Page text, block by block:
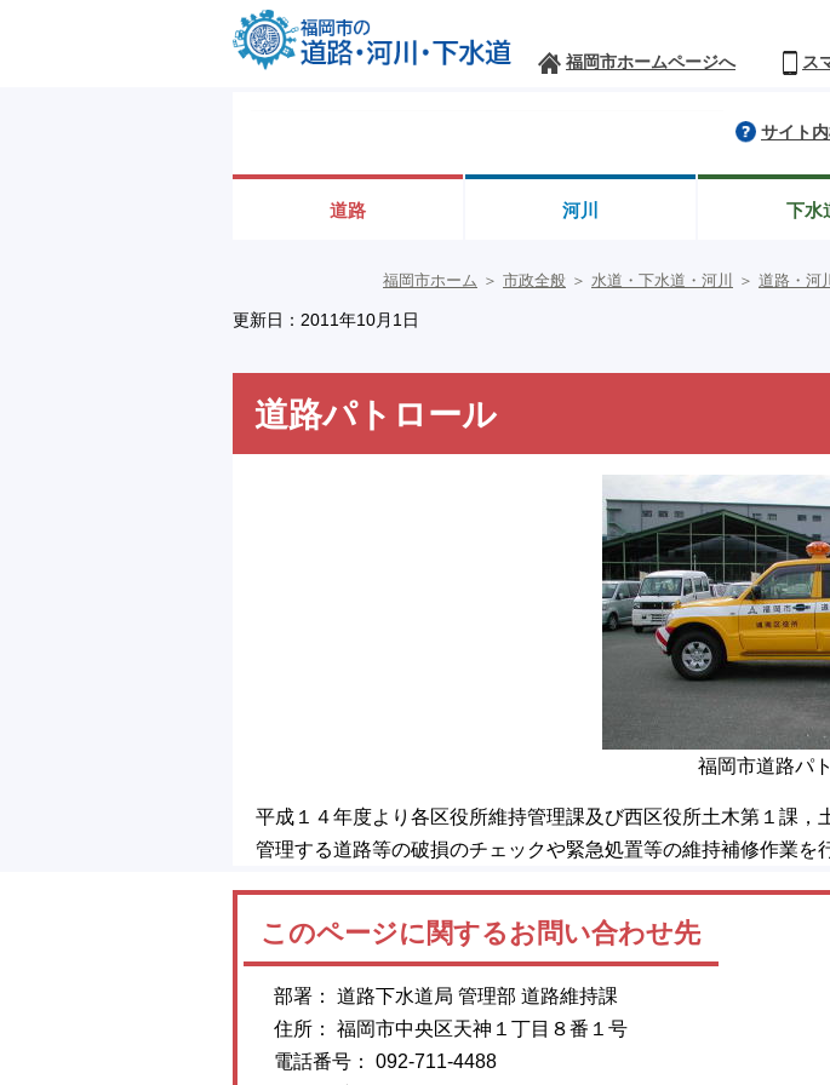
福岡市ホームページへ
ス
サイト
道路 河川 下水
福岡市ホーム ＞ 市政全般 ＞ 水道・下水道・河川 ＞ 道路・河
更新日：2011年10月1日
道路パトロール
福岡市道路パ
平成１４年度より各区役所維持管理課及び西区役所土木第１課
管理する道路等の破損のチェックや緊急処置等の維持補修作業を
このページに関するお問い合わせ先
部署： 道路下水道局 管理部 道路維持課
住所： 福岡市中央区天神１丁目８番１号
電話番号： 092-711-4488